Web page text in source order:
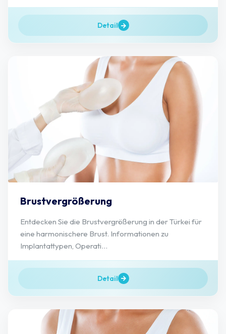
Detail
Brustvergrößerung
Entdecken Sie die Brustvergrößerung in der Türkei für
eine harmonischere Brust. Informationen zu
Implantattypen, Operati...
Detail